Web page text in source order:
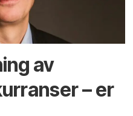
av
– er